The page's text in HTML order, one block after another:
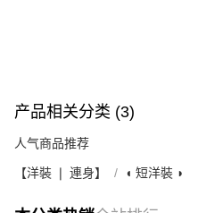
产品相关分类 (3)
人气商品推荐
【洋裝 ❘ 連身】 ◖ 短洋裝 ◗